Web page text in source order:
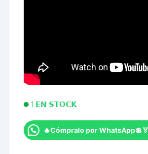
1 𝗘𝗡 𝗦𝗧𝗢𝗖𝗞
ROLDANA
🔥Cómpralo por WhatsApp💲🏅